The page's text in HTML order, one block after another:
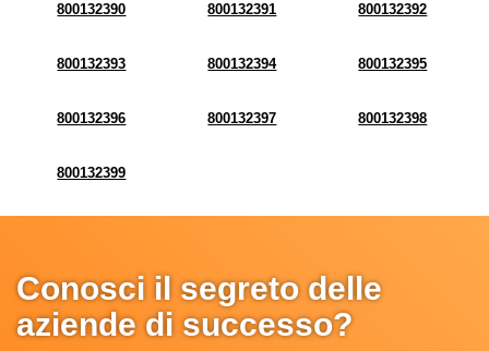
800132390 800132391 800132392
800132393 800132394 800132395
800132396 800132397 800132398
800132399
Conosci il segreto delle
aziende di successo?